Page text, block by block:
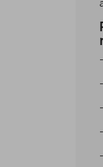
Vista
Libro